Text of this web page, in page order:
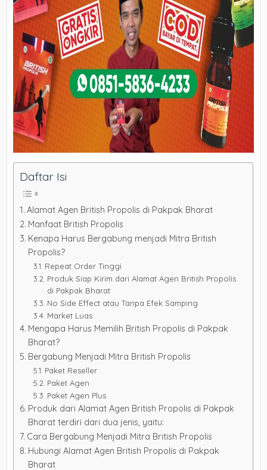
Daftar Isi
Alamat Agen British Propolis di Pakpak Bharat
Manfaat British Propolis
Kenapa Harus Bergabung menjadi Mitra British
Propolis?
Repeat Order Tinggi
Produk Siap Kirim dari Alamat Agen British Propolis
di Pakpak Bharat
No Side Effect atau Tanpa Efek Samping
Market Luas
Mengapa Harus Memilih British Propolis di Pakpak
Bharat?
Bergabung Menjadi Mitra British Propolis
Paket Reseller
Paket Agen
Paket Agen Plus
Produk dari Alamat Agen British Propolis di Pakpak
Bharat terdiri dari dua jenis, yaitu:
Cara Bergabung Menjadi Mitra British Propolis
Hubungi Alamat Agen British Propolis di Pakpak
Bharat